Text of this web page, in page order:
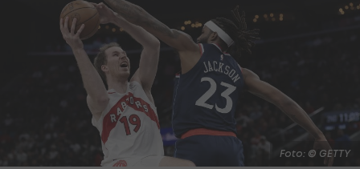
Foto: © GETTY